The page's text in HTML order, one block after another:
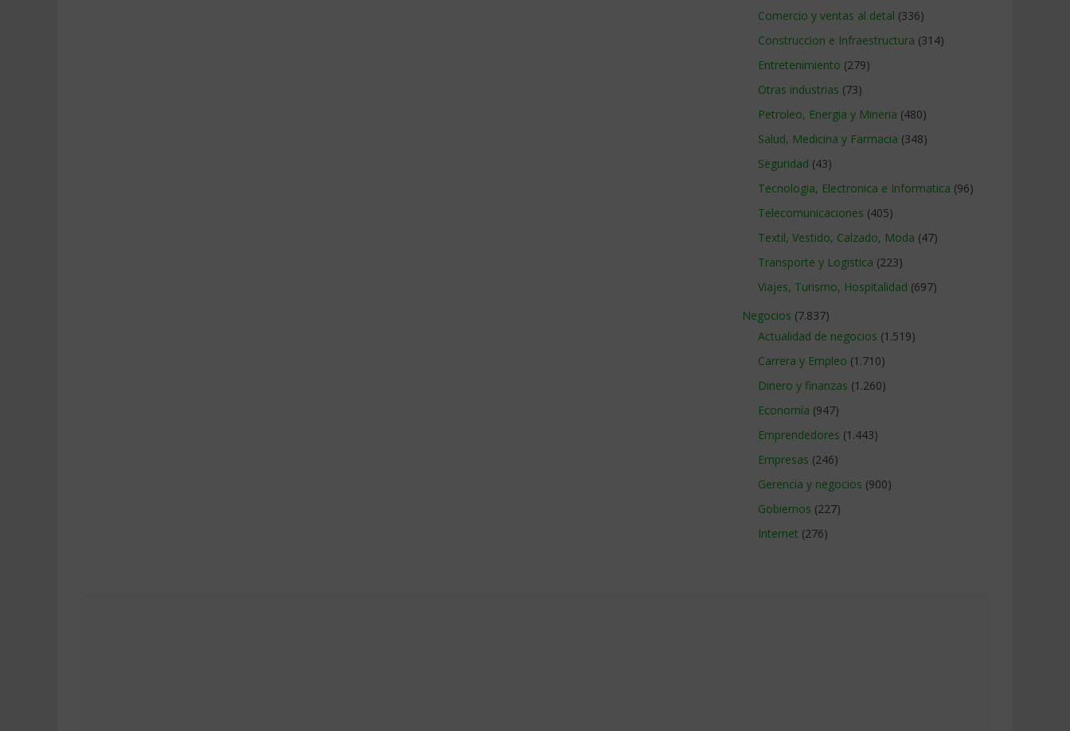
Comercio y ventas al detal (336)
Construccion e Infraestructura (314)
Entretenimiento (279)
Otras industrias (73)
Petroleo, Energia y Mineria (480)
Salud, Medicina y Farmacia (348)
Seguridad (43)
Tecnologia, Electronica e Informatica (96)
Telecomunicaciones (405)
Textil, Vestido, Calzado, Moda (47)
Transporte y Logistica (223)
Viajes, Turismo, Hospitalidad (697)
Negocios (7.837)
Actualidad de negocios (1.519)
Carrera y Empleo (1.710)
Dinero y finanzas (1.260)
Economía (947)
Emprendedores (1.443)
Empresas (246)
Gerencia y negocios (900)
Gobiernos (227)
Internet (276)